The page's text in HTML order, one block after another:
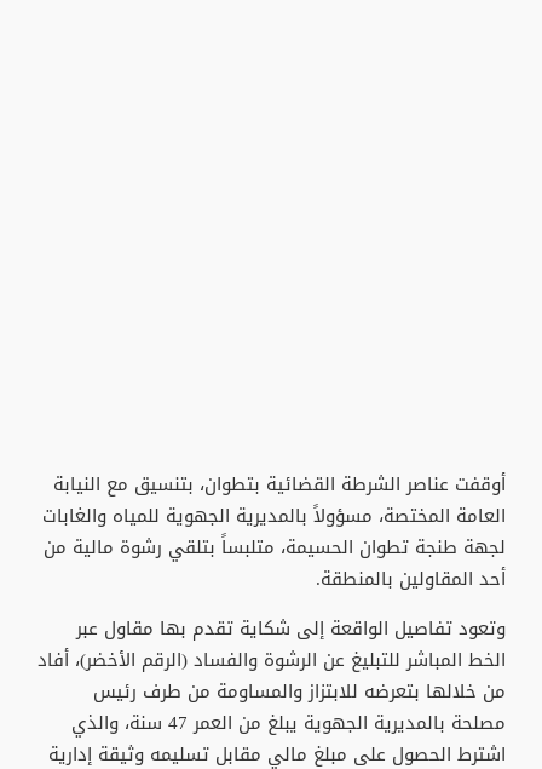
​أوقفت عناصر الشرطة القضائية بتطوان، بتنسيق مع النيابة
العامة المختصة، مسؤولاً بالمديرية الجهوية للمياه والغابات
لجهة طنجة تطوان الحسيمة، متلبساً بتلقي رشوة مالية من
أحد المقاولين بالمنطقة.
​وتعود تفاصيل الواقعة إلى شكاية تقدم بها مقاول عبر
الخط المباشر للتبليغ عن الرشوة والفساد (الرقم الأخضر)، أفاد
من خلالها بتعرضه للابتزاز والمساومة من طرف رئيس
مصلحة بالمديرية الجهوية يبلغ من العمر 47 سنة، والذي
اشترط الحصول على مبلغ مالي مقابل تسليمه وثيقة إدارية